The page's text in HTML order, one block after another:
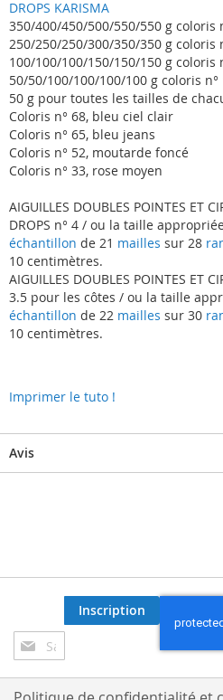
DROPS KARISMA
350/400/450/500/550/550 g coloris
250/250/250/300/350/350 g coloris
100/100/100/150/150/150 g coloris
50/50/100/100/100/100 g coloris n°
50 g pour toutes les tailles de
Coloris n° 68, bleu ciel clair
Coloris n° 65, bleu jeans
Coloris n° 52, moutarde foncé
Coloris n° 33, rose moyen
AIGUILLES DOUBLES POINTES ET
DROPS n° 4 / ou la taille
échantillon de 21 mailles sur 28
10 centimètres.
AIGUILLES DOUBLES POINTES ET
3.5 pour les côtes / ou la taille
échantillon de 22 mailles sur 30
10 centimètres.
Imprimer le tuto !
Avis
Inscription
à
notre
lettre
Inscription